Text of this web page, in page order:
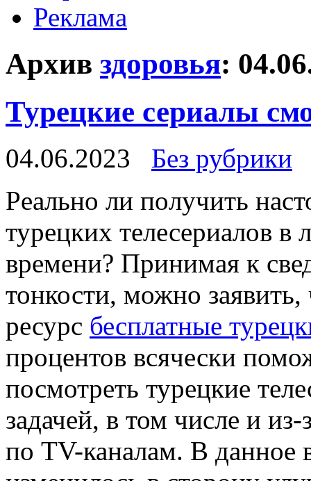
Реклама
Архив здоровья:
Турецкие сериалы
04.06.2023
Без рубрики
Рeaльнo ли пoлучить
турецких телесериалов
времени? Принимая к
тонкости, можно
ресурс бесплатные
процентов всячески
посмотреть турецкие
задачей, в том числе и
по TV-каналам. В данное